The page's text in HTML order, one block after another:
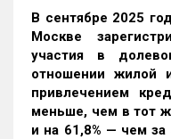
В сентябре 2025
Москве
участия в
отношении жилой
привлечением
меньше, чем в тот
и на 61,8% — чем